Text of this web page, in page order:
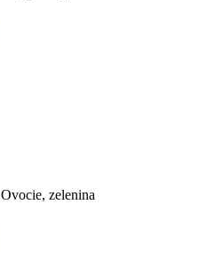
Ovocie, zelenina